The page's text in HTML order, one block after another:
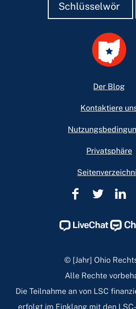
Der Blog
Kontaktiere
Privatsphäre
Rechtshilfe
Ohio
Page
Ohio
Page
© [Jahr] Ohio
Alle Rechte
Die Teilnahme an von LSC
erfolgt im Einklang mit den